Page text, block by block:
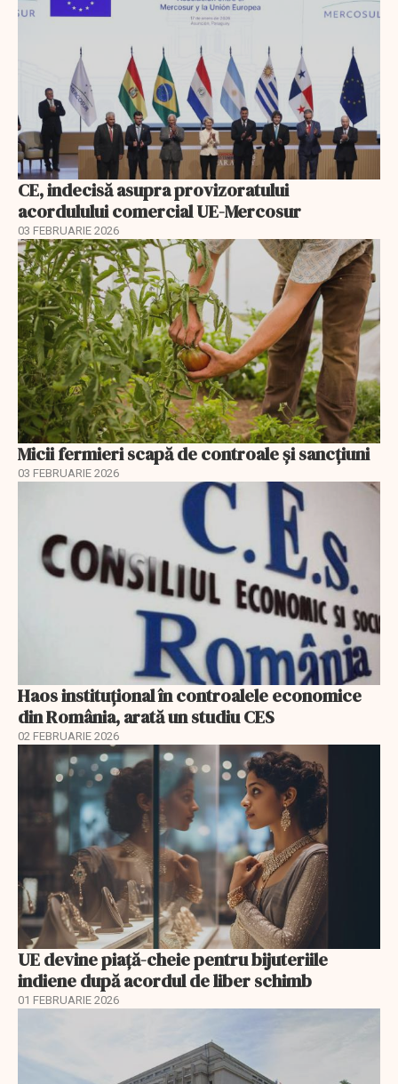
CE, indecisă asupra provizoratului
acordulului comercial UE-Mercosur
03 FEBRUARIE 2026
Micii fermieri scapă de controale și sancțiuni
03 FEBRUARIE 2026
Haos instituțional în controalele economice
din România, arată un studiu CES
02 FEBRUARIE 2026
UE devine piață-cheie pentru bijuteriile
indiene după acordul de liber schimb
01 FEBRUARIE 2026